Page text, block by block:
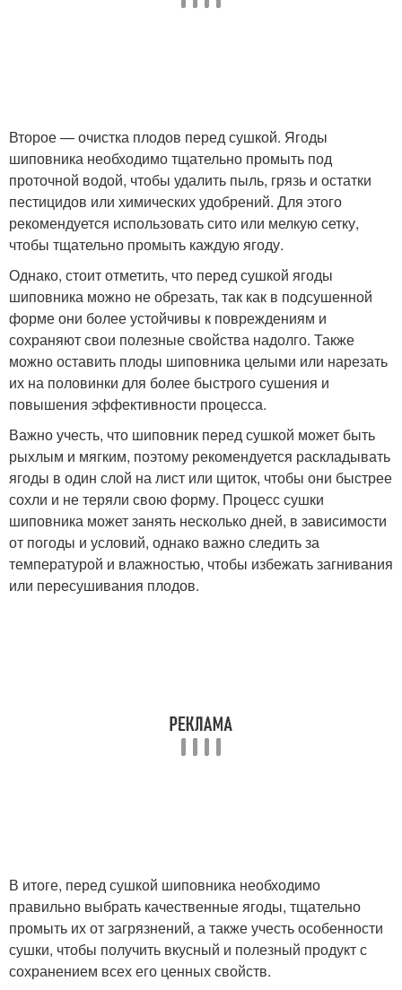
Второе — очистка плодов перед сушкой. Ягоды
шиповника необходимо тщательно промыть под
проточной водой, чтобы удалить пыль, грязь и остатки
пестицидов или химических удобрений. Для этого
рекомендуется использовать сито или мелкую сетку,
чтобы тщательно промыть каждую ягоду.
Однако, стоит отметить, что перед сушкой ягоды
шиповника можно не обрезать, так как в подсушенной
форме они более устойчивы к повреждениям и
сохраняют свои полезные свойства надолго. Также
можно оставить плоды шиповника целыми или нарезать
их на половинки для более быстрого сушения и
повышения эффективности процесса.
Важно учесть, что шиповник перед сушкой может быть
рыхлым и мягким, поэтому рекомендуется раскладывать
ягоды в один слой на лист или щиток, чтобы они быстрее
сохли и не теряли свою форму. Процесс сушки
шиповника может занять несколько дней, в зависимости
от погоды и условий, однако важно следить за
температурой и влажностью, чтобы избежать загнивания
или пересушивания плодов.
В итоге, перед сушкой шиповника необходимо
правильно выбрать качественные ягоды, тщательно
промыть их от загрязнений, а также учесть особенности
сушки, чтобы получить вкусный и полезный продукт с
сохранением всех его ценных свойств.